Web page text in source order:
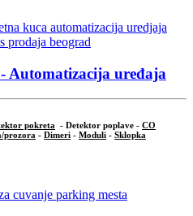
Automatizacija uređaja
pokreta - Detektor poplave - CO
prozora - Dimeri - Moduli - Sklopka